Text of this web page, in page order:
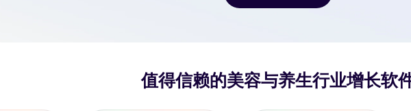
值得信赖的美容与养生行业增长软